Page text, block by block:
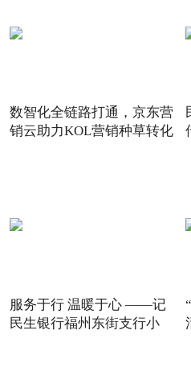
数智化全链路打通，京东营
销云助力KOL营销种草转化
服务于行 温暖于心 ——记
民生银行福州东街支行小